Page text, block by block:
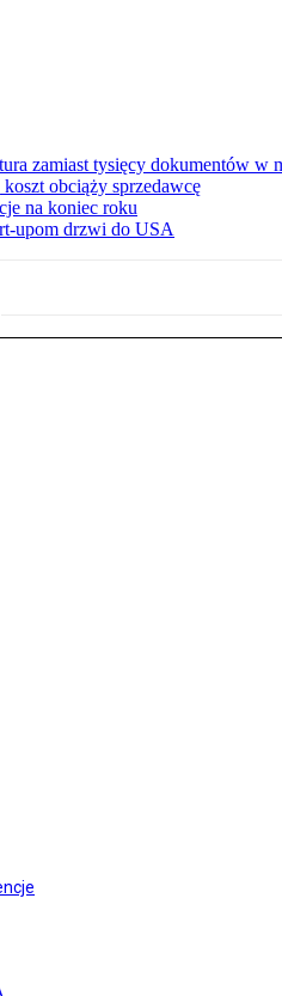
zamiast tysięcy dokumentów
koszt obciąży sprzedawcę
na koniec roku
upom drzwi do USA